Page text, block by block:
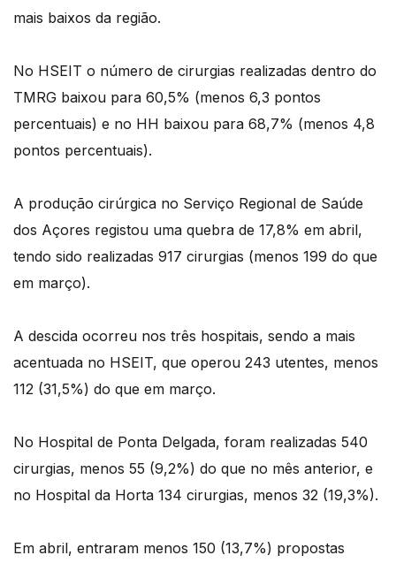
mais baixos da região.
No HSEIT o número de cirurgias realizadas dentro do
TMRG baixou para 60,5% (menos 6,3 pontos
percentuais) e no HH baixou para 68,7% (menos 4,8
pontos percentuais).
A produção cirúrgica no Serviço Regional de Saúde
dos Açores registou uma quebra de 17,8% em abril,
tendo sido realizadas 917 cirurgias (menos 199 do que
em março).
A descida ocorreu nos três hospitais, sendo a mais
acentuada no HSEIT, que operou 243 utentes, menos
112 (31,5%) do que em março.
No Hospital de Ponta Delgada, foram realizadas 540
cirurgias, menos 55 (9,2%) do que no mês anterior, e
no Hospital da Horta 134 cirurgias, menos 32 (19,3%).
Em abril, entraram menos 150 (13,7%) propostas